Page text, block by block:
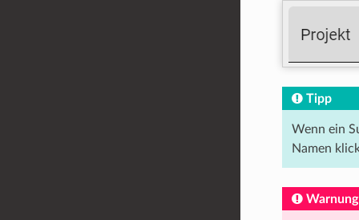
Tipp
Wenn ein
Namen
Warnung